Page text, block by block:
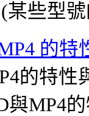
些型
的特
的特
與MP4